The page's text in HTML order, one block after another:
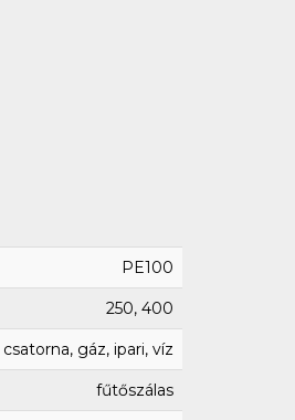
PE100
250, 400
csatorna, gáz, ipari, víz
fűtőszálas